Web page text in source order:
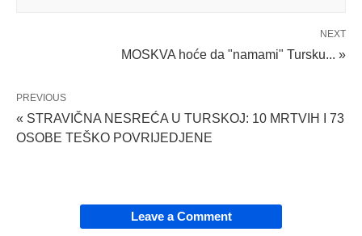
NEXT
MOSKVA hoće da "namami" Tursku... »
PREVIOUS
« STRAVIČNA NESREĆA U TURSKOJ: 10 MRTVIH I 73
OSOBE TEŠKO POVRIJEDJENE
Leave a Comment